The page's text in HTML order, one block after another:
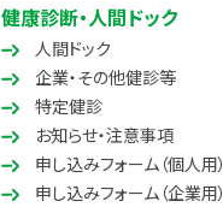
健康診断・人間ドック
人間ドック
企業・その他健診等
特定健診
お知らせ・注意事項
申し込みフォーム（個人用）
申し込みフォーム（企業用）